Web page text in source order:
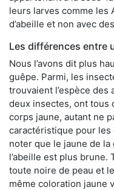
leurs larves comme les
d’abeille et non avec
Les différences entre
Nous l’avons dit plus
guêpe. Parmi, les
trouvaient l’espèce des
deux insectes, ont tous
corps jaune, autant ne
caractéristique pour les
noter que le jaune de
l’abeille est plus brune.
toute noire de peau et
même coloration jaune